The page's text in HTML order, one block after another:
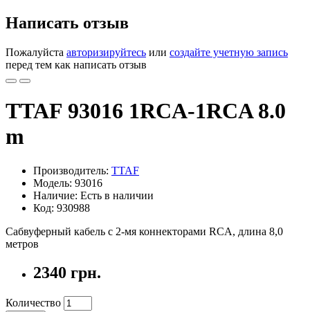
Написать отзыв
Пожалуйста авторизируйтесь или создайте учетную запись
перед тем как написать отзыв
TTAF 93016 1RCA-1RCA 8.0
m
Производитель: TTAF
Модель: 93016
Наличие: Есть в наличии
Код: 930988
Cабвуферный кабель с 2-мя коннекторами RCA, длина 8,0
метров
2340 грн.
Количество